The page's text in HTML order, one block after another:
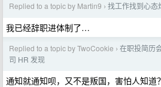
Replied to a topic by Martin9 › 找工作找到心态
我已经辞职进体制了…
Replied to a topic by TwoCookie › 在职投简历
司 HR 发现
通知就通知呗，又不是叛国，害怕人知道？